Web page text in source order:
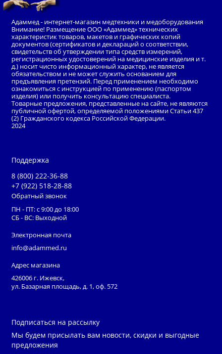
и ударопрочностью и сохраняют работоспособность
после механических воздействий при транспортировке.
Простое управление.Рециркулятор имеет кнопку-
тумблер "ВКЛ/ВЫКЛ" со световой индикацией на
передней части.
Панель управления.Предназначена для управления
режимами работы рециркулятора. Таймер позволяет
отрегулировать время работы. Индикатор наработки
лампы позволяет отследить ресурс бактерицидной лампы
Только качественные комплектующие.
подлежащие обязательной сертификации.
Минимум обслуживания
инструмента (инструкция для замены ламп в паспорте на
содержит электрических подключений – «независимая
подвеска».
Рекомендуемое время эффективной работы
рециркулятора МСК-911Б
помещений
эффект., %
До
До
Адаммед - интернет-магазин медтехники и медоборудования
Внимание! Размещение ООО «Адаммед» технических
характеристик товаров, макетов и графических копий
документов (сертификатов и деклараций о соответствии,
свидетельств об утверждении типа средств измерений,
регистрационных удостоверений на медицинские изделия и т.
д.) носит чисто информационный характер, не является
обязательством и не может служить основанием для
предъявления претензий. Перед применением необходимо
ознакомиться с инструкцией по применению (паспортом
изделия) или получить консультацию специалиста.
Товарные предложения, представленные на сайте, не являются
публичной офертой, определяемой положениями Статьи 437
(2) Гражданского кодекса Российской Федерации.
2024
Поддержка
8 (800) 222-36-88
+7 (922) 518-28-88
Обратный звонок
ПН - ПТ: с 9:00 до 18:00
СБ - ВС: Выходной
Электронная почта
info@adammed.ru
Адрес магазина
426006 г. Ижевск,
ул. Базарная площадь, д. 1, оф. 572
Подписаться на рассылку
Мы будем присылать вам новости, скидки и выгодные
предложения